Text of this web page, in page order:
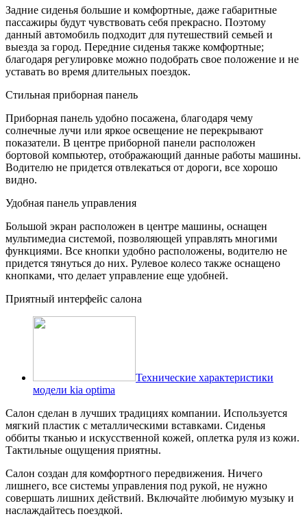
Задние сиденья большие и комфортные, даже габаритные
пассажиры будут чувствовать себя прекрасно. Поэтому
данный автомобиль подходит для путешествий семьей и
выезда за город. Передние сиденья также комфортные;
благодаря регулировке можно подобрать свое положение и не
уставать во время длительных поездок.
Стильная приборная панель
Приборная панель удобно посажена, благодаря чему
солнечные лучи или яркое освещение не перекрывают
показатели. В центре приборной панели расположен
бортовой компьютер, отображающий данные работы машины.
Водителю не придется отвлекаться от дороги, все хорошо
видно.
Удобная панель управления
Большой экран расположен в центре машины, оснащен
мультимедиа системой, позволяющей управлять многими
функциями. Все кнопки удобно расположены, водителю не
придется тянуться до них. Рулевое колесо также оснащено
кнопками, что делает управление еще удобней.
Приятный интерфейс салона
Технические характеристики
модели kia optima
Салон сделан в лучших традициях компании. Используется
мягкий пластик с металлическими вставками. Сиденья
оббиты тканью и искусственной кожей, оплетка руля из кожи.
Тактильные ощущения приятны.
Салон создан для комфортного передвижения. Ничего
лишнего, все системы управления под рукой, не нужно
совершать лишних действий. Включайте любимую музыку и
наслаждайтесь поездкой.